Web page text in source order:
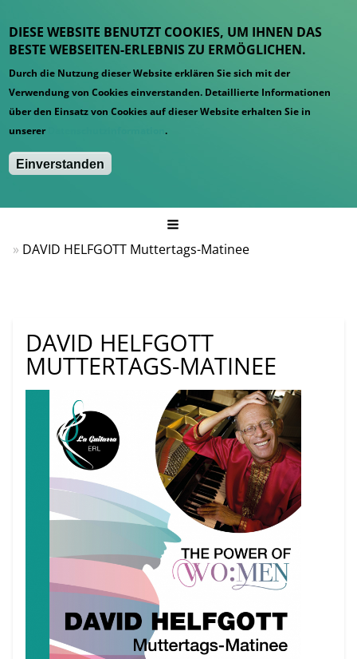
DIESE WEBSITE BENUTZT COOKIES, UM IHNEN DAS
BESTE WEBSEITEN-ERLEBNIS ZU ERMÖGLICHEN.
Durch die Nutzung dieser Website erklären Sie sich mit der
Verwendung von Cookies einverstanden. Detaillierte Informationen
über den Einsatz von Cookies auf dieser Website erhalten Sie in
unserer
Datenschutzinformation.
Einverstanden
DAVID HELFGOTT Muttertags-Matinee
DAVID HELFGOTT
MUTTERTAGS-MATINEE